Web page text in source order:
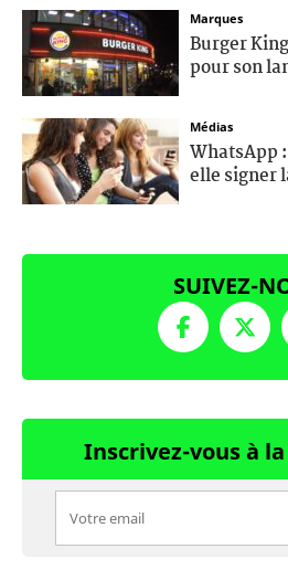
Marques
Burger
pour son
Médias
WhatsApp
elle signer
SUIVEZ-
Inscrivez-vous à